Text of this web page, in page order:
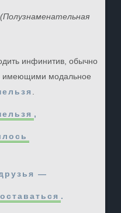
(Полузнаменательная
инфинитив, обычно
имеющими модальное
,
—
оставаться .